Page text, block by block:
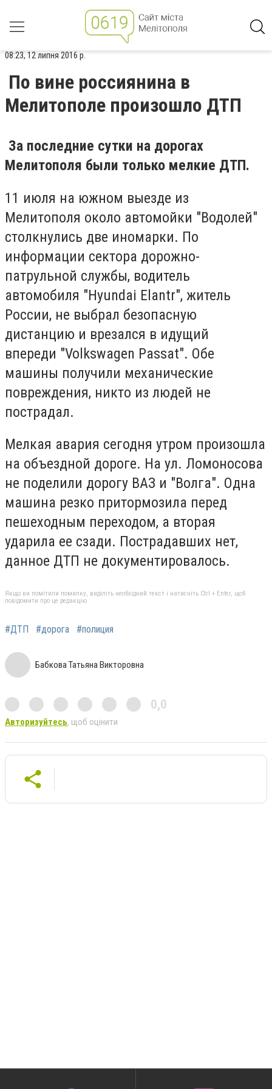
08:23, 12 липня 2016 р.
По вине россиянина в
Мелитополе произошло ДТП
За последние сутки на дорогах
Мелитополя были только мелкие ДТП.
11 июля на южном выезде из
Мелитополя около автомойки "Водолей"
столкнулись две иномарки. По
информации сектора дорожно-
патрульной службы, водитель
автомобиля "Hyundai Elantr", житель
России, не выбрал безопасную
дистанцию и врезался в идущий
впереди "Volkswagen Passat". Обе
машины получили механические
повреждения, никто из людей не
пострадал.
Мелкая авария сегодня утром произошла
на объездной дороге. На ул. Ломоносова
не поделили дорогу ВАЗ и "Волга". Одна
машина резко притормозила перед
пешеходным переходом, а вторая
ударила ее сзади. Пострадавших нет,
данное ДТП не документировалось.
Якщо ви помітили помилку, виділіть необхідний текст і натисніть Ctrl + Enter, щоб
повідомити про це редакцію
#ДТП #дорога #полиция
Бабкова Татьяна Викторовна
0,0
Авторизуйтесь, щоб оцінити